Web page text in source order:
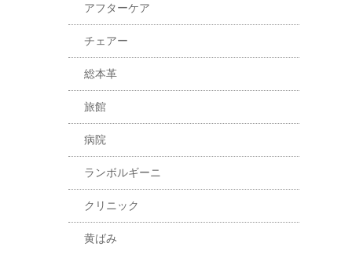
アフターケア
チェアー
総本革
旅館
病院
ランボルギーニ
クリニック
黄ばみ